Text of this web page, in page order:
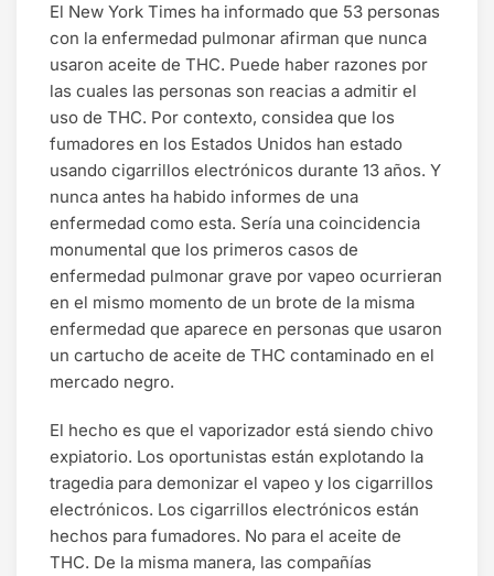
El New York Times ha informado que 53 personas
con la enfermedad pulmonar afirman que nunca
usaron aceite de THC. Puede haber razones por
las cuales las personas son reacias a admitir el
uso de THC. Por contexto, considea que los
fumadores en los Estados Unidos han estado
usando cigarrillos electrónicos durante 13 años. Y
nunca antes ha habido informes de una
enfermedad como esta. Sería una coincidencia
monumental que los primeros casos de
enfermedad pulmonar grave por vapeo ocurrieran
en el mismo momento de un brote de la misma
enfermedad que aparece en personas que usaron
un cartucho de aceite de THC contaminado en el
mercado negro.
El hecho es que el vaporizador está siendo chivo
expiatorio. Los oportunistas están explotando la
tragedia para demonizar el vapeo y los cigarrillos
electrónicos. Los cigarrillos electrónicos están
hechos para fumadores. No para el aceite de
THC. De la misma manera, las compañías